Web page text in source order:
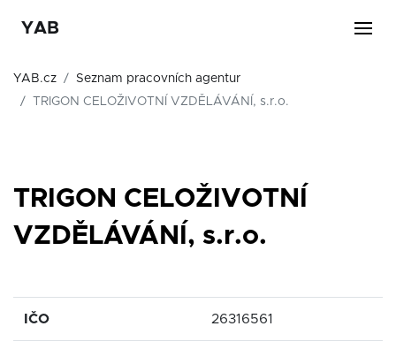
YAB
YAB.cz
Seznam pracovních agentur
TRIGON CELOŽIVOTNÍ VZDĚLÁVÁNÍ, s.r.o.
TRIGON CELOŽIVOTNÍ
VZDĚLÁVÁNÍ, s.r.o.
IČO 26316561